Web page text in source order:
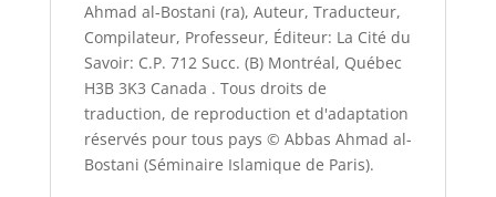
Ahmad al-Bostani (ra), Auteur, Traducteur,
Compilateur, Professeur, Éditeur: La Cité du
Savoir: C.P. 712 Succ. (B) Montréal, Québec
H3B 3K3 Canada . Tous droits de
traduction, de reproduction et d'adaptation
réservés pour tous pays © Abbas Ahmad al-
Bostani (Séminaire Islamique de Paris).